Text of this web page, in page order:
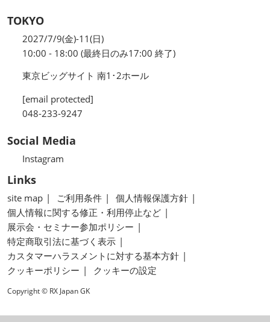
TOKYO
2027/7/9(金)-11(日)
10:00 - 18:00 (最終日のみ17:00 終了)
東京ビッグサイト 南1･2ホール
[email protected]
048-233-9247
Social Media
Instagram
Links
site map ご利用条件
個人情報保護方針
個人情報に関する修正・利用停止など
展示会・セミナー参加ポリシー
特定商取引法に基づく表示
カスタマーハラスメントに対する基本方針
クッキーポリシー
クッキーの設定
Copyright © RX Japan GK